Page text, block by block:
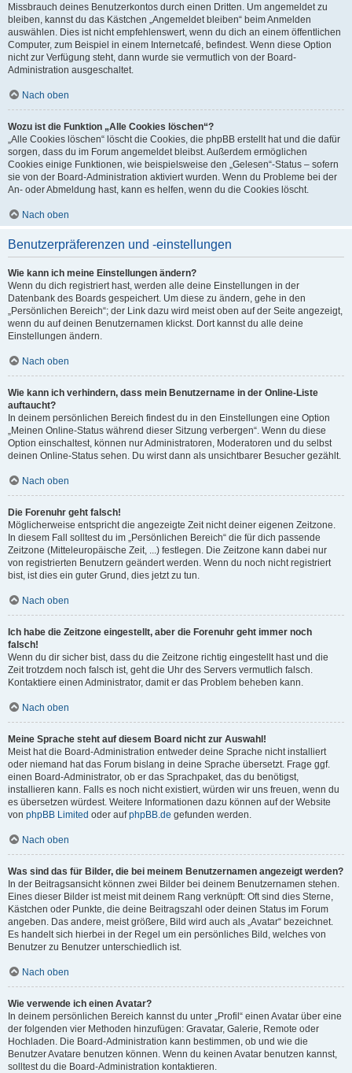
Missbrauch deines Benutzerkontos durch einen Dritten. Um angemeldet zu
bleiben, kannst du das Kästchen „Angemeldet bleiben“ beim Anmelden
auswählen. Dies ist nicht empfehlenswert, wenn du dich an einem öffentlichen
Computer, zum Beispiel in einem Internetcafé, befindest. Wenn diese Option
nicht zur Verfügung steht, dann wurde sie vermutlich von der Board-
Administration ausgeschaltet.
Nach oben
Wozu ist die Funktion „Alle Cookies löschen“?
„Alle Cookies löschen“ löscht die Cookies, die phpBB erstellt hat und die dafür
sorgen, dass du im Forum angemeldet bleibst. Außerdem ermöglichen
Cookies einige Funktionen, wie beispielsweise den „Gelesen“-Status – sofern
sie von der Board-Administration aktiviert wurden. Wenn du Probleme bei der
An- oder Abmeldung hast, kann es helfen, wenn du die Cookies löscht.
Nach oben
Benutzerpräferenzen und -einstellungen
Wie kann ich meine Einstellungen ändern?
Wenn du dich registriert hast, werden alle deine Einstellungen in der
Datenbank des Boards gespeichert. Um diese zu ändern, gehe in den
„Persönlichen Bereich“; der Link dazu wird meist oben auf der Seite angezeigt,
wenn du auf deinen Benutzernamen klickst. Dort kannst du alle deine
Einstellungen ändern.
Nach oben
Wie kann ich verhindern, dass mein Benutzername in der Online-Liste
auftaucht?
In deinem persönlichen Bereich findest du in den Einstellungen eine Option
„Meinen Online-Status während dieser Sitzung verbergen“. Wenn du diese
Option einschaltest, können nur Administratoren, Moderatoren und du selbst
deinen Online-Status sehen. Du wirst dann als unsichtbarer Besucher gezählt.
Nach oben
Die Forenuhr geht falsch!
Möglicherweise entspricht die angezeigte Zeit nicht deiner eigenen Zeitzone.
In diesem Fall solltest du im „Persönlichen Bereich“ die für dich passende
Zeitzone (Mitteleuropäische Zeit, ...) festlegen. Die Zeitzone kann dabei nur
von registrierten Benutzern geändert werden. Wenn du noch nicht registriert
bist, ist dies ein guter Grund, dies jetzt zu tun.
Nach oben
Ich habe die Zeitzone eingestellt, aber die Forenuhr geht immer noch
falsch!
Wenn du dir sicher bist, dass du die Zeitzone richtig eingestellt hast und die
Zeit trotzdem noch falsch ist, geht die Uhr des Servers vermutlich falsch.
Kontaktiere einen Administrator, damit er das Problem beheben kann.
Nach oben
Meine Sprache steht auf diesem Board nicht zur Auswahl!
Meist hat die Board-Administration entweder deine Sprache nicht installiert
oder niemand hat das Forum bislang in deine Sprache übersetzt. Frage ggf.
einen Board-Administrator, ob er das Sprachpaket, das du benötigst,
installieren kann. Falls es noch nicht existiert, würden wir uns freuen, wenn du
es übersetzen würdest. Weitere Informationen dazu können auf der Website
von phpBB Limited oder aufphpBB.de gefunden werden.
Nach oben
Was sind das für Bilder, die bei meinem Benutzernamen angezeigt werden?
In der Beitragsansicht können zwei Bilder bei deinem Benutzernamen stehen.
Eines dieser Bilder ist meist mit deinem Rang verknüpft: Oft sind dies Sterne,
Kästchen oder Punkte, die deine Beitragszahl oder deinen Status im Forum
angeben. Das andere, meist größere, Bild wird auch als „Avatar“ bezeichnet.
Es handelt sich hierbei in der Regel um ein persönliches Bild, welches von
Benutzer zu Benutzer unterschiedlich ist.
Nach oben
Wie verwende ich einen Avatar?
In deinem persönlichen Bereich kannst du unter „Profil“ einen Avatar über eine
der folgenden vier Methoden hinzufügen: Gravatar, Galerie, Remote oder
Hochladen. Die Board-Administration kann bestimmen, ob und wie die
Benutzer Avatare benutzen können. Wenn du keinen Avatar benutzen kannst,
solltest du die Board-Administration kontaktieren.